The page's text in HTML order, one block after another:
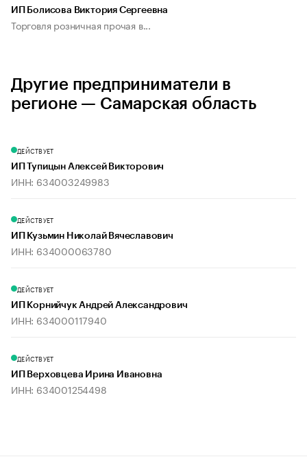
ИП Болисова Виктория Сергеевна
Торговля розничная прочая в...
Другие предприниматели в
регионе — Самарская область
ДЕЙСТВУЕТ
ИП Тупицын Алексей Викторович
ИНН: 634003249983
ДЕЙСТВУЕТ
ИП Кузьмин Николай Вячеславович
ИНН: 634000063780
ДЕЙСТВУЕТ
ИП Корнийчук Андрей Александрович
ИНН: 634000117940
ДЕЙСТВУЕТ
ИП Верховцева Ирина Ивановна
ИНН: 634001254498